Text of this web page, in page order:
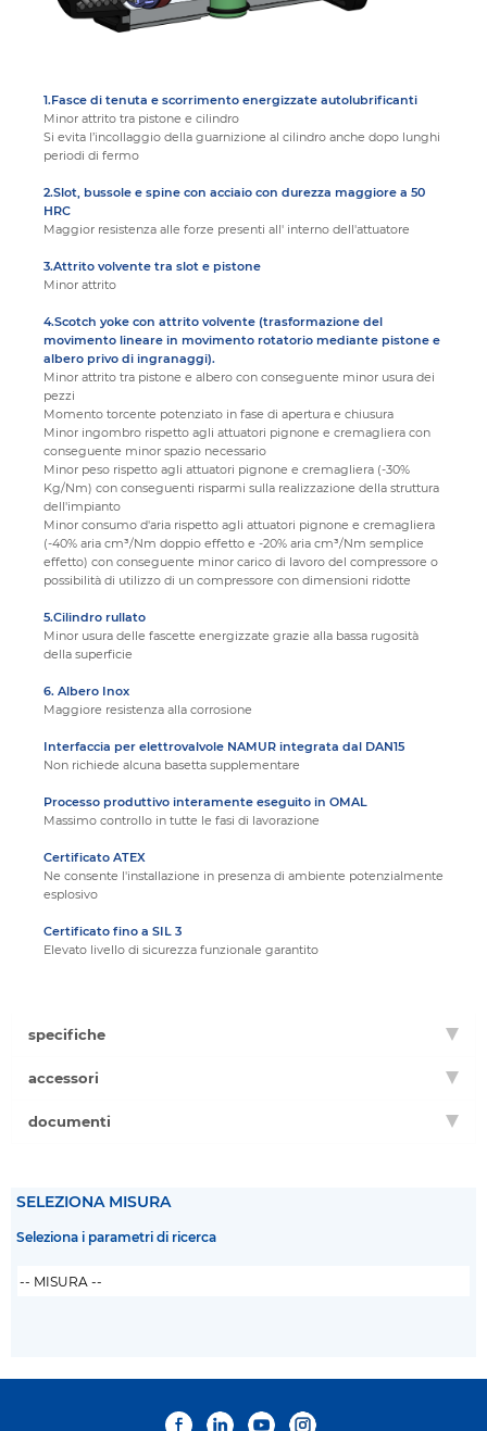
1.Fasce di tenuta e scorrimento energizzate autolubrificanti
Minor attrito tra pistone e cilindro
Si evita l’incollaggio della guarnizione al cilindro anche dopo lunghi
periodi di fermo
2.Slot, bussole e spine con acciaio con durezza maggiore a 50
HRC
Maggior resistenza alle forze presenti all' interno dell'attuatore
3.Attrito volvente tra slot e pistone
Minor attrito
4.Scotch yoke con attrito volvente (trasformazione del
movimento lineare in movimento rotatorio mediante pistone e
albero privo di ingranaggi).
Minor attrito tra pistone e albero con conseguente minor usura dei
pezzi
Momento torcente potenziato in fase di apertura e chiusura
Minor ingombro rispetto agli attuatori pignone e cremagliera con
conseguente minor spazio necessario
Minor peso rispetto agli attuatori pignone e cremagliera (-30%
Kg/Nm) con conseguenti risparmi sulla realizzazione della struttura
dell'impianto
Minor consumo d'aria rispetto agli attuatori pignone e cremagliera
(-40% aria cm³/Nm doppio effetto e -20% aria cm³/Nm semplice
effetto) con conseguente minor carico di lavoro del compressore o
possibilità di utilizzo di un compressore con dimensioni ridotte
5.Cilindro rullato
Minor usura delle fascette energizzate grazie alla bassa rugosità
della superficie
6. Albero Inox
Maggiore resistenza alla corrosione
Interfaccia per elettrovalvole NAMUR integrata dal DAN15
Non richiede alcuna basetta supplementare
Processo produttivo interamente eseguito in OMAL
Massimo controllo in tutte le fasi di lavorazione
Certificato ATEX
Ne consente l'installazione in presenza di ambiente potenzialmente
esplosivo
Certificato fino a SIL 3
Elevato livello di sicurezza funzionale garantito
specifiche
accessori
documenti
SELEZIONA MISURA
Seleziona i parametri di ricerca